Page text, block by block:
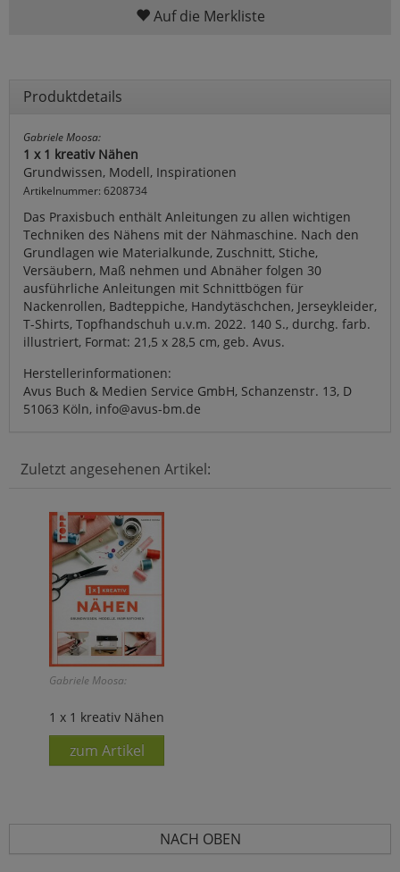
Auf die Merkliste
Produktdetails
Gabriele Moosa:
1 x 1 kreativ Nähen
Grundwissen, Modell, Inspirationen
Artikelnummer: 6208734
Das Praxisbuch enthält Anleitungen zu allen wichtigen
Techniken des Nähens mit der Nähmaschine. Nach den
Grundlagen wie Materialkunde, Zuschnitt, Stiche,
Versäubern, Maß nehmen und Abnäher folgen 30
ausführliche Anleitungen mit Schnittbögen für
Nackenrollen, Badteppiche, Handytäschchen, Jerseykleider,
T-Shirts, Topfhandschuh u.v.m. 2022. 140 S., durchg. farb.
illustriert, Format: 21,5 x 28,5 cm, geb. Avus.
Herstellerinformationen:
Avus Buch & Medien Service GmbH, Schanzenstr. 13, D
51063 Köln, info@avus-bm.de
Zuletzt angesehenen Artikel:
Gabriele Moosa:
1 x 1 kreativ Nähen
zum Artikel
NACH OBEN